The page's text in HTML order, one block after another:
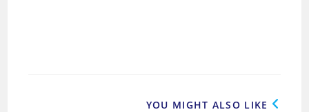
YOU MIGHT ALSO LIKE